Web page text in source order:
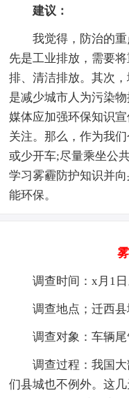
建议：
我觉得，防治的
先是工业排放，需要
排、清洁排放。其次
是减少城市人为污染
媒体应加强环保知识
关注。那么，作为我
或少开车;尽量乘坐公
学习雾霾防护知识并
能环保。
调查时间：x月1日
调查地点；迁西县
调查对象：车辆尾
调查过程：我国
们县城也不例外。这